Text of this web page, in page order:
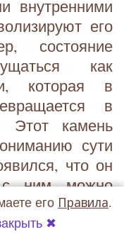
внутренними
его
состояние
как
которая в
в
Этот камень
сути
что он
с ним можно
его Правила.
✖